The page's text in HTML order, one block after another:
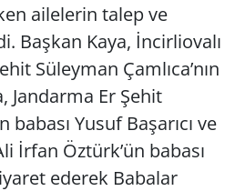
ailelerin talep ve
Başkan Kaya, İncirliovalı
Süleyman Çamlıca’nın
Jandarma Er Şehit
babası Yusuf Başarıcı ve
İrfan Öztürk’ün babası
ederek Babalar